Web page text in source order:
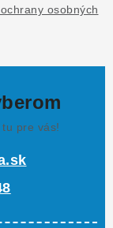
osobných
pre vás!